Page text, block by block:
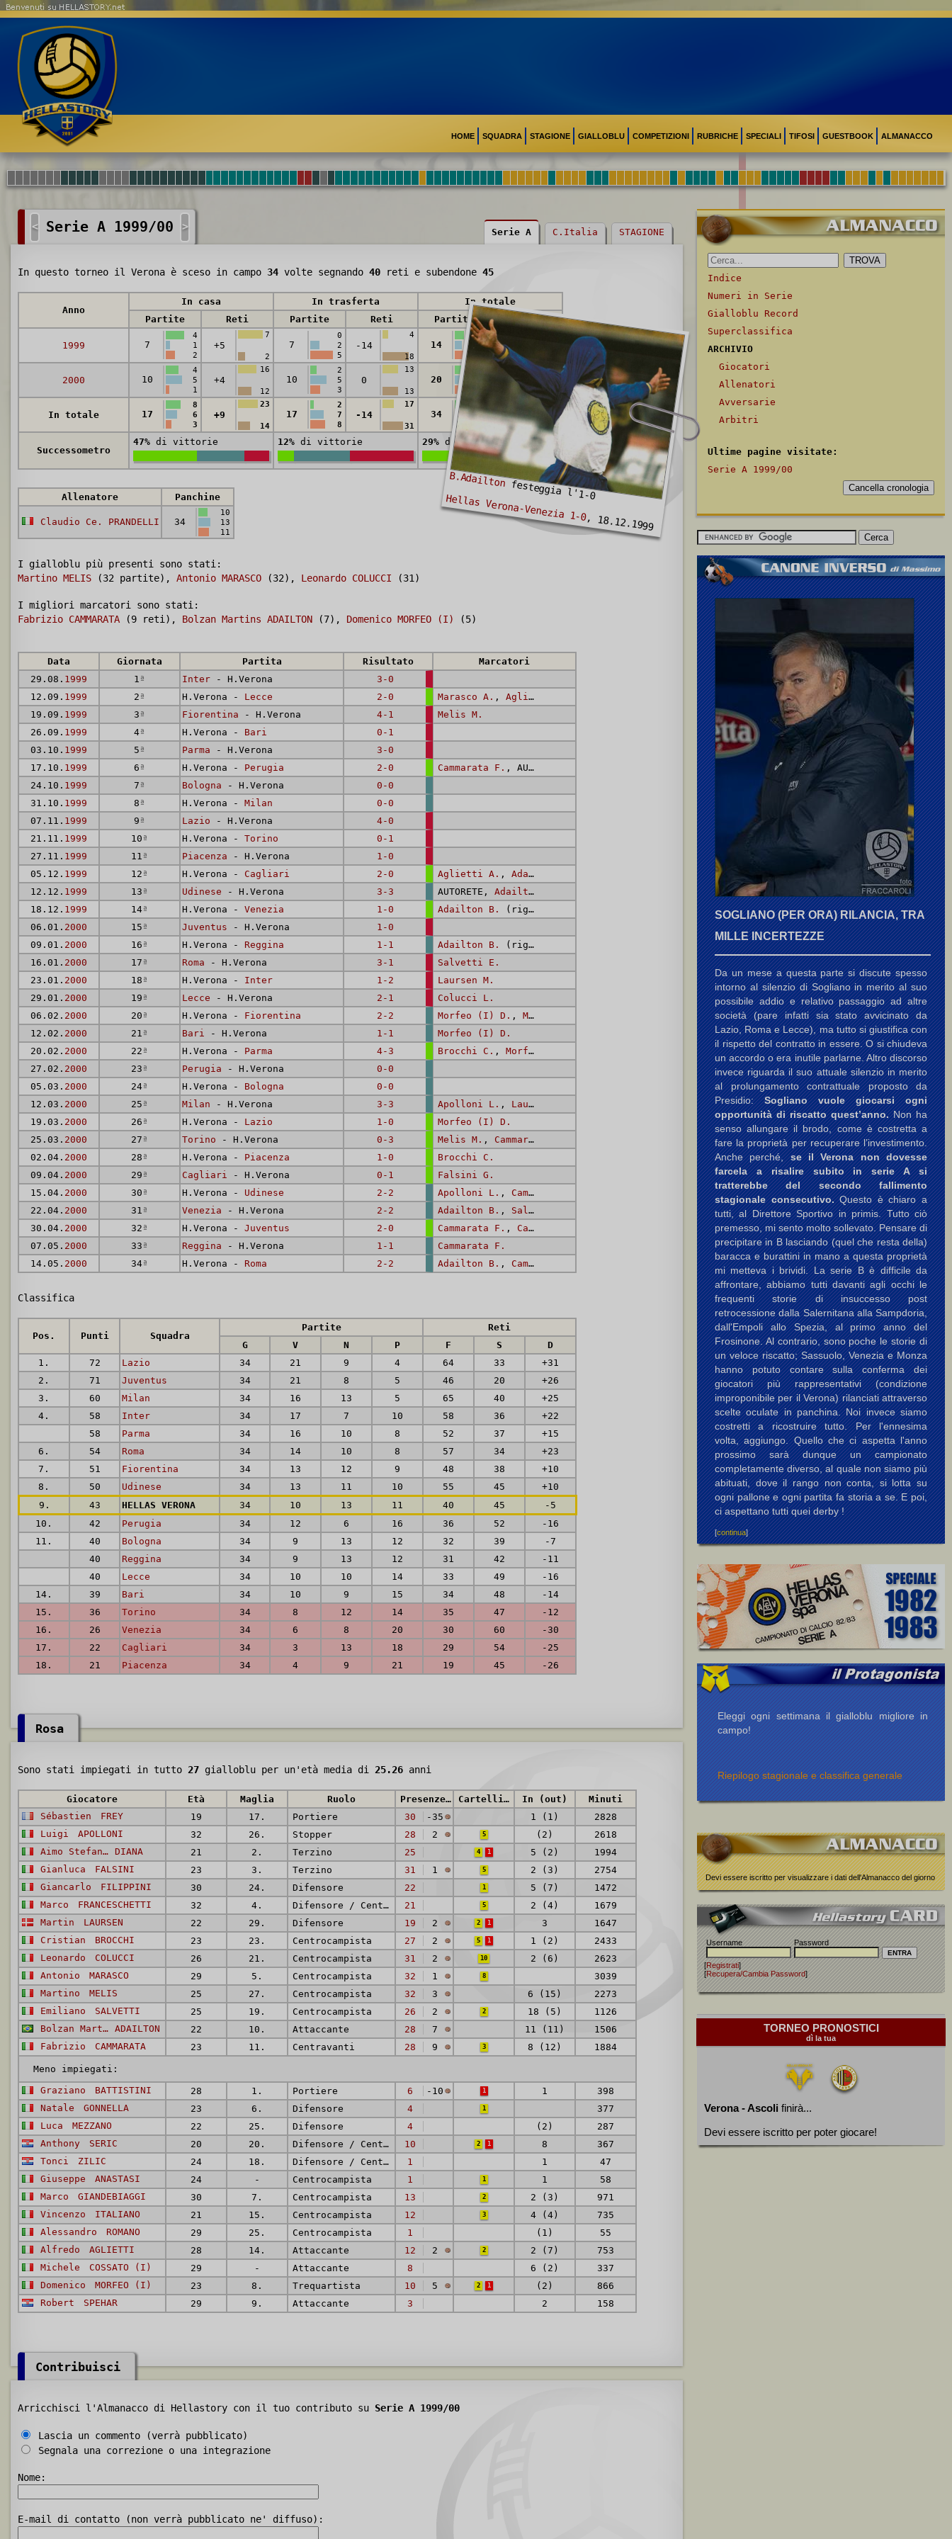
HOME SQUADRA STAGIONE GIALLOBLU COMPETIZIONI RUBRICHE SPECIALI TIFOSI GUESTBOOK ALMANACCO
Benvenuti su HELLASTORY.net
< Serie A 1999/00 > Serie A C.Italia STAGIONE
B.Adailtonfesteggia l'1-0
Hellas Verona-Venezia 1-0, 18.12.1999
In questo torneo il Verona è sceso in campo 34 volte segnando 40 reti e subendone 45
Anno
In casa In trasferta
In totale
Partite
Reti Partite Reti Partite Reti
1999 7
4
1
2
+5
7
2
7
0
2
5
-14
4
18
14
4
3
-9
2000 10
4
5
1
+4
16
12
10
2
5
3
0
13
13
20 +4
29
25
In totale 17
8
6
3
+9
23
14
17
2
7
8
-14
17
31
34
13
-5
45
Successometro
47% di vittorie 12% di vittorie 29% di vittorie
Allenatore Panchine
Claudio Ce. PRANDELLI 34
10
13
11
I gialloblu più presenti sono stati:
Martino MELIS (32 partite), Antonio MARASCO (32), Leonardo COLUCCI (31)
I migliori marcatori sono stati:
Fabrizio CAMMARATA (9 reti), Bolzan Martins ADAILTON (7), Domenico MORFEO (I) (5)
Data Giornata Partita Risultato
Marcatori
29.08. 1999 1 ª Inter - H.Verona
3-0
12.09. 1999 2 ª H.Verona - Lecce 2-0 Marasco A. , Aglietti A.
19.09. 1999 3 ª Fiorentina - H.Verona 4-1
Melis M.
26.09. 1999 4ª H.Verona - Bari
0-1
03.10. 1999 5 ª Parma - H.Verona
3-0
17.10. 1999 6 ª H.Verona - Perugia 2-0 Cammarata F. , AUTORETE
24.10. 1999 7 ª Bologna - H.Verona
0-0
31.10. 1999 8 ª H.Verona - Milan
0-0
07.11. 1999 9 ª Lazio - H.Verona
4-0
21.11. 1999 10 ª H.Verona - Torino
0-1
27.11. 1999 11 ª Piacenza - H.Verona
1-0
05.12. 1999 12 ª H.Verona - Cagliari 2-0 Aglietti A. , Adailton B.
12.12. 1999 13 ª Udinese - H.Verona 3-3 AUTORETE, Adailton B.
18.12. 1999 14ª H.Verona - Venezia 1-0 Adailton B.
(rig.)
06.01. 2000 15 ª Juventus - H.Verona
1-0
09.01. 2000 16 ª H.Verona - Reggina 1-1 Adailton B.
(rig.)
16.01. 2000 17 ª Roma - H.Verona 3-1
Salvetti E.
23.01. 2000 18 ª H.Verona - Inter 1-2
Laursen M.
29.01. 2000 19 ª Lecce - H.Verona 2-1
Colucci L.
06.02. 2000 20 ª H.Verona - Fiorentina 2-2 Morfeo (I) D. , Morfeo (I) D.
12.02. 2000 21 ª Bari - H.Verona 1-1
Morfeo (I) D.
20.02. 2000 22 ª H.Verona - Parma 4-3 Brocchi C. , Morfeo (I) D.
Melis M.
27.02. 2000 23 ª Perugia - H.Verona
0-0
05.03. 2000 24ª H.Verona - Bologna
0-0
12.03. 2000 25 ª Milan - H.Verona 3-3 Apolloni L. , Laursen M.
19.03. 2000 26 ª H.Verona - Lazio 1-0
Morfeo (I) D.
25.03. 2000 27 ª Torino - H.Verona 0-3 Melis M. , Cammarata F.
02.04. 2000 28 ª H.Verona - Piacenza 1-0
Brocchi C.
09.04. 2000 29 ª Cagliari - H.Verona 0-1
Falsini G.
15.04. 2000 30 ª H.Verona - Udinese 2-2 Apolloni L. , Cammarata F.
22.04. 2000 31 ª Venezia - H.Verona 2-2 Adailton B. , Salvetti E.
30.04. 2000 32 ª H.Verona - Juventus 2-0 Cammarata F. , Cammarata F.
07.05. 2000 33 ª Reggina - H.Verona 1-1
Cammarata F.
14.05. 2000 34ª H.Verona - Roma 2-2 Adailton B. , Cammarata F.
Classifica
Pos. Punti Squadra
Partite
Reti
G
V N P F S
D
1.
72 Lazio 34 21 9 4 64 33
+31
2.
71 Juventus 34 21 8 5 46 20
+26
3.
60 Milan 34 16 13 5 65 40
+25
4.
58 Inter 34 17 7 10 58 36
+22
58
Parma 34 16 10 8 52 37
+15
6.
54 Roma 34 14 10 8 57 34
+23
7.
51 Fiorentina 34 13 12 9 48 38
+10
8.
50 Udinese 34 13 11 10 55 45
+10
9.
43 HELLAS VERONA 34 10 13 11 40 45
-5
10.
42 Perugia 34 12 6 16 36 52
-16
11.
40 Bologna 34 9 13 12 32 39
-7
40
Reggina 34 9 13 12 31 42
-11
40
Lecce 34 10 10 14 33 49
-16
14.
39 Bari 34 10 9 15 34 48
-14
15.
36 Torino 34 8 12 14 35 47
-12
16.
26 Venezia 34 6 8 20 30 60
-30
17.
22 Cagliari 34 3 13 18 29 54
-25
18.
21 Piacenza 34 4 9 21 19 45 -26
Rosa
Sono stati impiegati in tutto 27 gialloblu per un'età media di 25.26 anni
Giocatore Età Maglia Ruolo Presenze (reti) Cartellini In (out)
Minuti
Sébastien
FREY 19 17. Portiere 30 -35 1 (1)
2828
Luigi
APOLLONI 32 26. Stopper 28 2 5 (2)
2618
Aimo Stefano DIANA 21 2. Terzino 25 4 1 5 (2)
1994
Gianluca
FALSINI 23 3. Terzino 31 1 5 2 (3)
2754
Giancarlo
FILIPPINI 30 24. Difensore 22 1 5 (7)
1472
Marco
FRANCESCHETTI 32 4. Difensore / Centrocampista 21 5 2 (4)
1679
Martin
LAURSEN 22 29. Difensore 19 2 2 1 3
1647
Cristian
BROCCHI 23 23. Centrocampista 27 2 5 1 1 (2)
2433
Leonardo
COLUCCI 26 21. Centrocampista 31 2 10 2 (6)
2623
Antonio
MARASCO 29 5. Centrocampista 32 1 8
3039
Martino
MELIS 25 27. Centrocampista 32 3 6 (15)
2273
Emiliano
SALVETTI 25 19. Centrocampista 26 2 2 18 (5)
1126
Bolzan Martins ADAILTON 22 10. Attaccante 28 7 11 (11)
1506
Fabrizio
CAMMARATA 23 11. Centravanti 28 9 3 8 (12) 1884
Meno impiegati:
Graziano
BATTISTINI 28 1. Portiere 6 -10 1 1
398
Natale
GONNELLA 23 6. Difensore 4 1
377
Luca
MEZZANO 22 25. Difensore 4 (2)
287
Anthony
SERIC 20 20. Difensore / Centrocampista 10 2 1 8
367
Tonci
ZILIC 24 18. Difensore / Centrocampista 1 1
47
Giuseppe
ANASTASI 24 - Centrocampista 1 1 1
58
Marco
GIANDEBIAGGI 30 7. Centrocampista 13 2 2 (3)
971
Vincenzo
ITALIANO 21 15. Centrocampista 12 3 4 (4)
735
Alessandro
ROMANO 29 25. Centrocampista 1 (1)
55
Alfredo
AGLIETTI 28 14. Attaccante 12 2 2 2 (7)
753
Michele
COSSATO (I) 29 - Attaccante 8 6 (2)
337
Domenico
MORFEO (I) 23 8. Trequartista 10 5 2 1 (2)
866
Robert
SPEHAR 29 9. Attaccante 3 2 158
Contribuisci
Arricchisci l'Almanacco di Hellastory con il tuo contributo su Serie A 1999/00
Lascia un commento (verrà pubblicato)
Segnala una correzione o una integrazione
Nome:
E-mail di contatto (non verrà pubblicato ne' diffuso):
Indice
Numeri in Serie
Gialloblu Record
Superclassifica
ARCHIVIO
Giocatori
Allenatori
Avversarie
Arbitri
Ultime pagine visitate:
Serie A 1999/00
SOGLIANO (PER ORA) RILANCIA, TRA
MILLE INCERTEZZE
Da un mese a questa parte si discute spesso
intorno al silenzio di Sogliano in merito al suo
possibile addio e relativo passaggio ad altre
società (pare infatti sia stato avvicinato da
Lazio, Roma e Lecce), ma tutto si giustifica con
il rispetto del contratto in essere. O si chiudeva
un accordo o era inutile parlarne. Altro discorso
invece riguarda il suo attuale silenzio in merito
al prolungamento contrattuale proposto da
Presidio:Sogliano vuole giocarsi ogni
opportunità di riscatto quest’anno.Non ha
senso allungare il brodo, come è costretta a
fare la proprietà per recuperare l’investimento.
Anche perché,se il Verona non dovesse
farcela a risalire subito in serie A si
tratterebbe del secondo fallimento
stagionale consecutivo.Questo è chiaro a
tutti, al Direttore Sportivo in primis. Tutto ciò
premesso, mi sento molto sollevato. Pensare di
precipitare in B lasciando (quel che resta della)
baracca e burattini in mano a questa proprietà
mi metteva i brividi. La serie B è difficile da
affrontare, abbiamo tutti davanti agli occhi le
frequenti storie di insuccesso post
retrocessione dalla Salernitana alla Sampdoria,
dall'Empoli allo Spezia, al primo anno del
Frosinone. Al contrario, sono poche le storie di
un veloce riscatto; Sassuolo, Venezia e Monza
hanno potuto contare sulla conferma dei
giocatori più rappresentativi (condizione
improponibile per il Verona) rilanciati attraverso
scelte oculate in panchina. Noi invece siamo
costretti a ricostruire tutto. Per l'ennesima
volta, aggiungo. Quello che ci aspetta l'anno
prossimo sarà dunque un campionato
completamente diverso, al quale non siamo più
abituati, dove il rango non conta, si lotta su
ogni pallone e ogni partita fa storia a se. E poi,
ci aspettano tutti quei derby !
[continua]
Eleggi ogni settimana il gialloblu migliore in
campo!
Riepilogo stagionale e classifica generale
Devi essere iscritto per visualizzare i dati dell'Almanacco del giorno
Username Password
[Registrati]
[Recupera/Cambia Password]
TORNEO PRONOSTICI
dì la tua
Verona - Ascoli finirà...
Devi essere iscritto per poter giocare!